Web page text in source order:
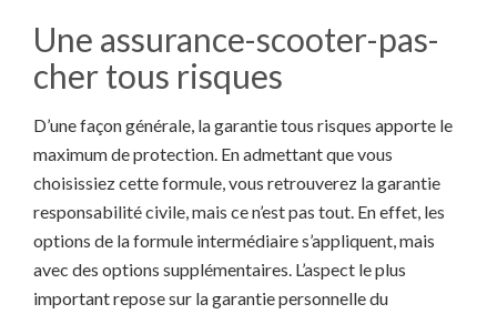
Une assurance-scooter-pas-
cher tous risques
D’une façon générale, la garantie tous risques apporte le
maximum de protection. En admettant que vous
choisissiez cette formule, vous retrouverez la garantie
responsabilité civile, mais ce n’est pas tout. En effet, les
options de la formule intermédiaire s’appliquent, mais
avec des options supplémentaires. L’aspect le plus
important repose sur la garantie personnelle du